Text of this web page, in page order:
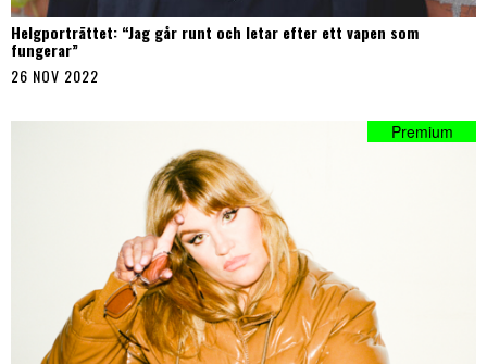
Helgporträttet: “Jag går runt och letar efter ett vapen som
fungerar”
26 NOV 2022